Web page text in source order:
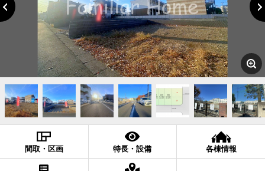
間取・区画 特長・設備 各棟情報